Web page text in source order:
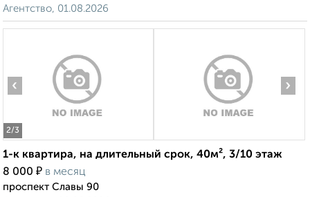
Агентство, 01.08.2026
2/3
‹ ›
1-к квартира, на длительный срок, 40м², 3/10 этаж
8 000 ₽ в месяц
проспект Славы 90